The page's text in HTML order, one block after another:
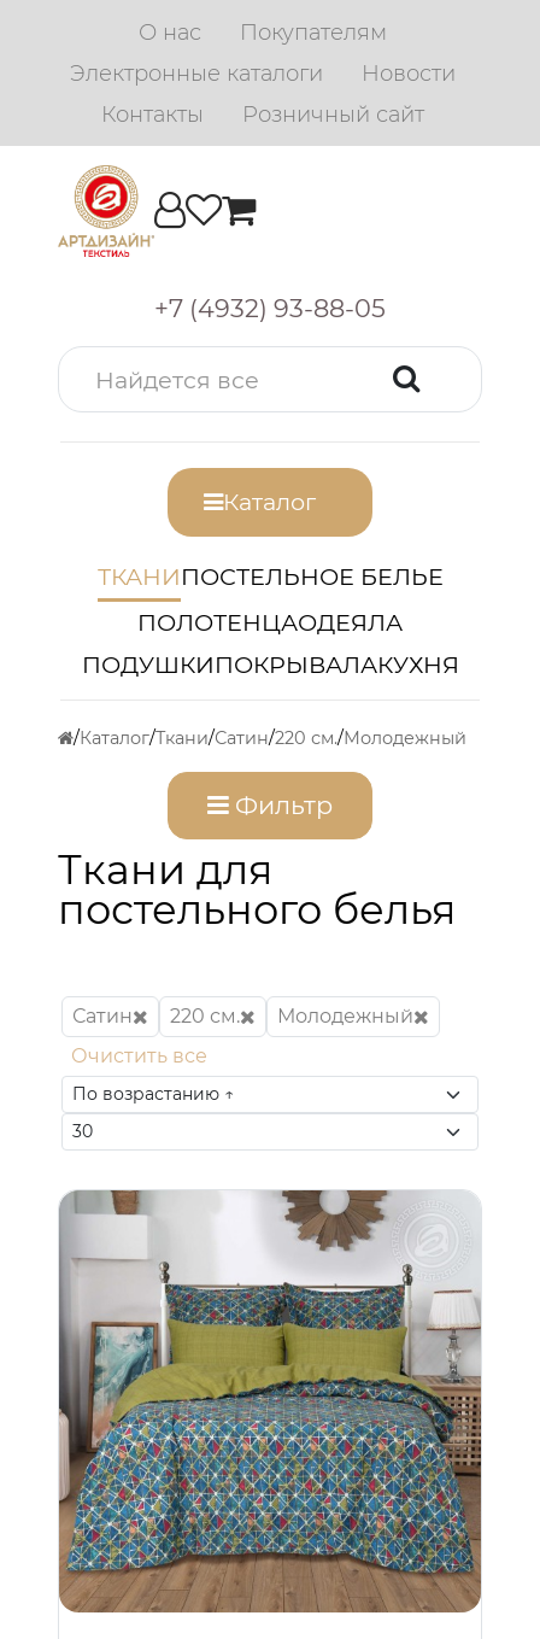
О нас
Покупателям
Электронные каталоги
Новости
Контакты
Розничный сайт
+7 (4932) 93-88-05
Каталог
ТКАНИПОСТЕЛЬНОЕ БЕЛЬЕ
ПОЛОТЕНЦАОДЕЯЛА
ПОДУШКИПОКРЫВАЛАКУХНЯ
Каталог Ткани Сатин 220 см. Молодежный
Фильтр
Ткани для
постельного белья
Сатин 220 см.
Молодежный
Очистить все